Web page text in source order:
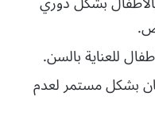
للعناية بالسن.
بشكل مستمر لعدم